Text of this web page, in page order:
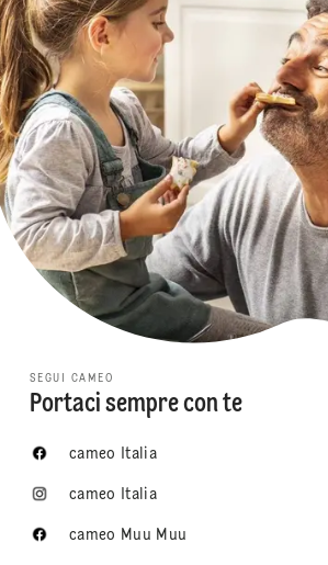
SEGUI CAMEO
Portaci sempre con te
cameo Italia
cameo Italia
cameo Muu Muu